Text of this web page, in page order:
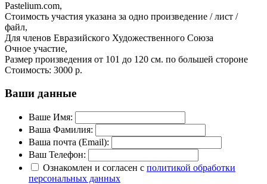
Pastelium.com,
Стоимость участия указана за одно произведение / лист /
файл,
Для членов Евразийского Художественного Союза
Очное участие,
Размер произведения от 101 до 120 см. по большей стороне
Стоимость: 3000 р.
Ваши данные
Ваше Имя:
Ваша Фамилия:
Ваша почта (Email):
Ваш Телефон:
Ознакомлен и согласен с политикой обработки
персональных данных